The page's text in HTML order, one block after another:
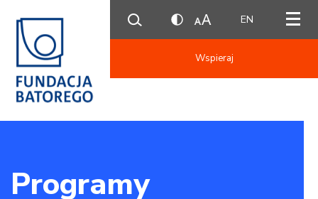
EN
Wspieraj
Programy